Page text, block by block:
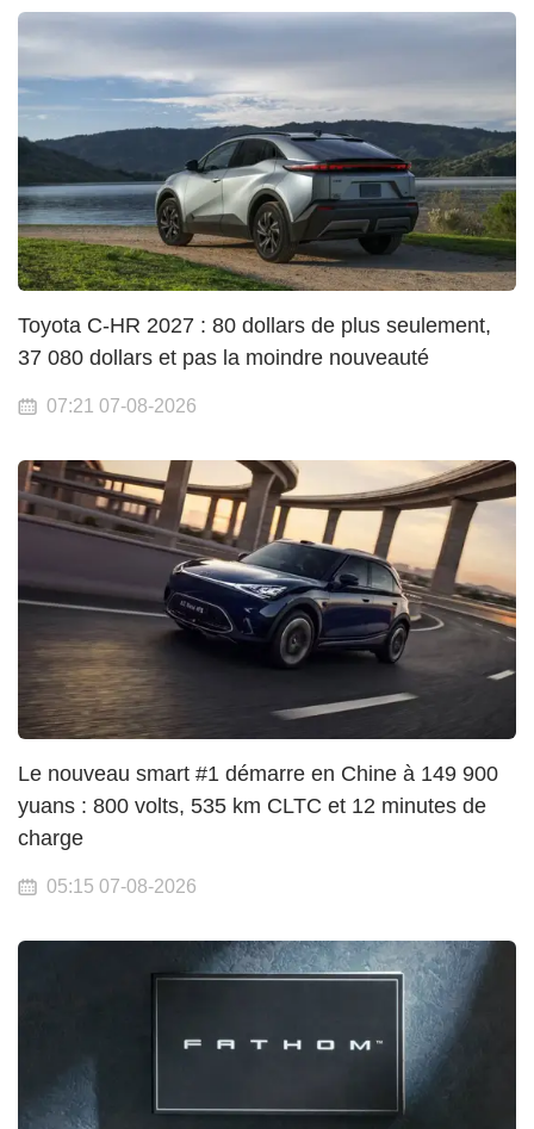
Toyota C-HR 2027 : 80 dollars de plus seulement,
37 080 dollars et pas la moindre nouveauté
07:21 07-08-2026
Le nouveau smart #1 démarre en Chine à 149 900
yuans : 800 volts, 535 km CLTC et 12 minutes de
charge
05:15 07-08-2026